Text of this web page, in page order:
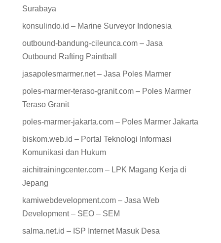
Surabaya
konsulindo.id – Marine Surveyor Indonesia
outbound-bandung-cileunca.com – Jasa
Outbound Rafting Paintball
jasapolesmarmer.net – Jasa Poles Marmer
poles-marmer-teraso-granit.com – Poles Marmer
Teraso Granit
poles-marmer-jakarta.com – Poles Marmer Jakarta
biskom.web.id – Portal Teknologi Informasi
Komunikasi dan Hukum
aichitrainingcenter.com – LPK Magang Kerja di
Jepang
kamiwebdevelopment.com – Jasa Web
Development – SEO – SEM
salma.net.id – ISP Internet Masuk Desa